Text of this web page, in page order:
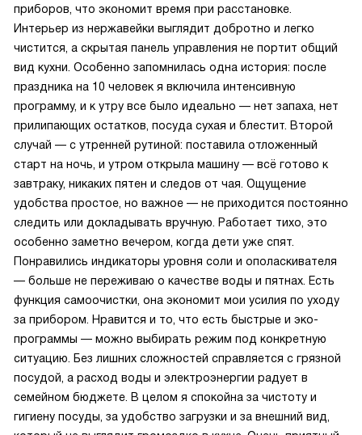
приборов, что экономит время при расстановке.
Интерьер из нержавейки выглядит добротно и легко
чистится, а скрытая панель управления не портит общий
вид кухни. Особенно запомнилась одна история: после
праздника на 10 человек я включила интенсивную
программу, и к утру все было идеально — нет запаха, нет
прилипающих остатков, посуда сухая и блестит. Второй
случай — с утренней рутиной: поставила отложенный
старт на ночь, и утром открыла машину — всё готово к
завтраку, никаких пятен и следов от чая. Ощущение
удобства простое, но важное — не приходится постоянно
следить или докладывать вручную. Работает тихо, это
особенно заметно вечером, когда дети уже спят.
Понравились индикаторы уровня соли и ополаскивателя
— больше не переживаю о качестве воды и пятнах. Есть
функция самоочистки, она экономит мои усилия по уходу
за прибором. Нравится и то, что есть быстрые и эко-
программы — можно выбирать режим под конкретную
ситуацию. Без лишних сложностей справляется с грязной
посудой, а расход воды и электроэнергии радует в
семейном бюджете. В целом я спокойна за чистоту и
гигиену посуды, за удобство загрузки и за внешний вид,